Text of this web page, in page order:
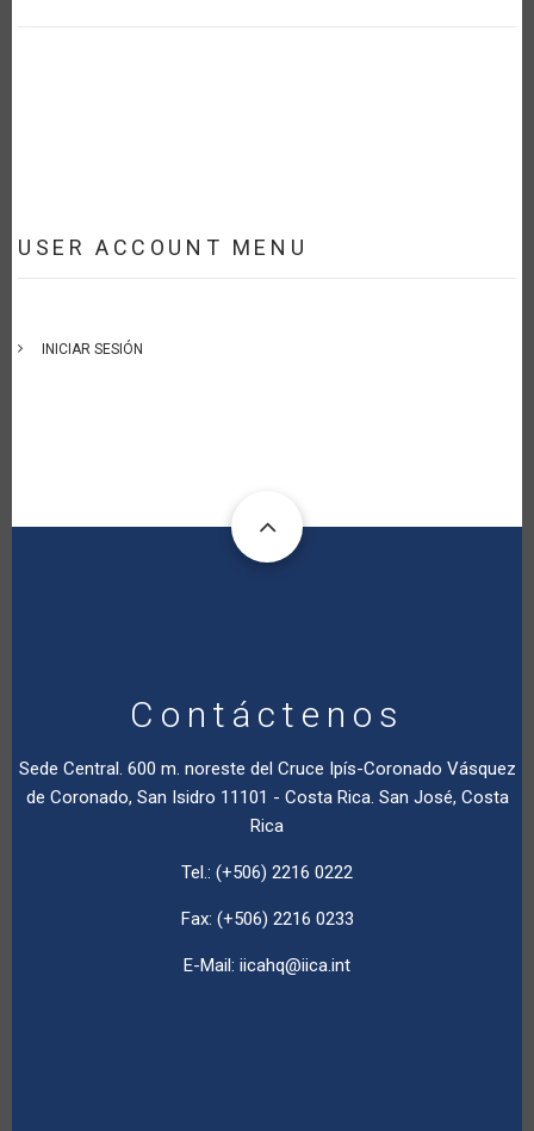
USER ACCOUNT MENU
INICIAR SESIÓN
Contáctenos
Sede Central. 600 m. noreste del Cruce Ipís-Coronado Vásquez
de Coronado, San Isidro 11101 - Costa Rica. San José, Costa
Rica
Tel.: (+506) 2216 0222
Fax: (+506) 2216 0233
E-Mail: iicahq@iica.int